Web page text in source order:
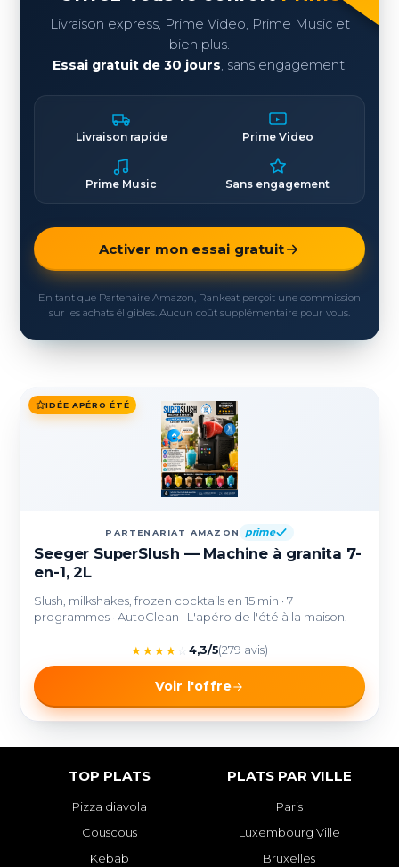
Livraison express, Prime Video, Prime Music et
bien plus.
Essai gratuit de 30 jours, sans engagement.
Livraison rapide Prime Video
Prime Music Sans engagement
Activer mon essai gratuit
En tant que Partenaire Amazon, Rankeat perçoit une commission
sur les achats éligibles. Aucun coût supplémentaire pour vous.
IDÉE APÉRO ÉTÉ
PARTENARIAT AMAZON prime
Seeger SuperSlush — Machine à granita 7-
en-1, 2L
Slush, milkshakes, frozen cocktails en 15 min · 7
programmes · AutoClean · L'apéro de l'été à la maison.
★★★★ 4,3/5(279 avis)
Voir l'offre
TOP PLATS
Pizza diavola
Couscous
Kebab
PLATS PAR VILLE
Paris
Luxembourg Ville
Bruxelles